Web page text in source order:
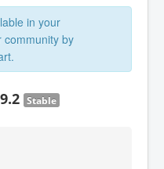
in your
community by
Stable